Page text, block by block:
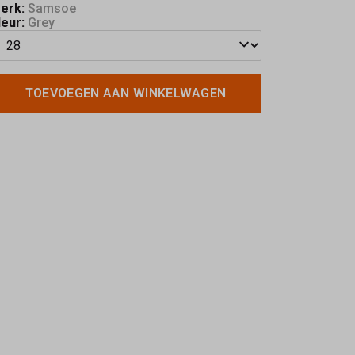
Samsoe
Grey
TOEVOEGEN AAN WINKELWAGEN